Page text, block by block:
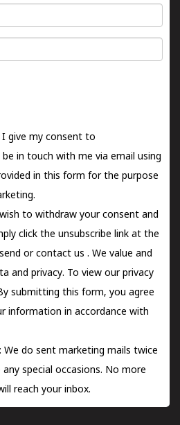
I give my consent to
in touch with me via email using
in this form for the purpose
to withdraw your consent and
click the unsubscribe link at the
orcontact us . We value and
and privacy. To view our privacy
submitting this form, you agree
information in accordance with
: We do sent marketing mails twice
special occasions. No more
reach your inbox.